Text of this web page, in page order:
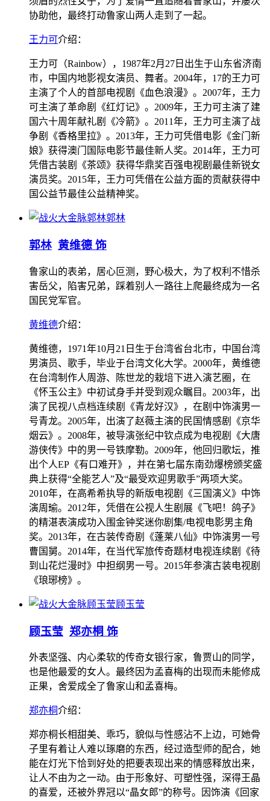
协助他，最终打动鲁家山两人走到了一起。
王力可介绍：
王力可（Rainbow），1987年2月27日出生于山东省济南
市，中国内地影视女演员、舞者。2004年，17的王力可
主演了个人的首部电视剧《血色浪漫》。2007年，王力
可主演了革命剧《红灯记》。2009年，王力可主演了建
国六十周年献礼剧《冷箭》。2011年，王力可主演了战
争剧《香格里拉》。2013年，王力可凭借电影《金门新
娘》获得澳门国际电影节最佳新人奖。2014年，王力可
凭借古装剧《茶颂》获得华鼎奖百强电视剧最佳新锐女
演员奖。2015年，王力可凭借在公益方面的贡献获得中
国公益节最佳公益精神奖。
郭林
郭林 黄维德 饰
鲁家山的表弟，居心叵测，野心极大，为了权利不惜杀
害岳父，陷害兄弟，踩着别人一路往上爬最终成为一名
国民党军官。
黄维德介绍：
黄维德，1971年10月21日生于台湾省台北市，中国台湾
男演员、歌手，毕业于台湾文化大学。2000年，黄维德
在台湾制作人周游、陈世龙的栽培下进入演艺圈，在
《怀玉公主》中初试身手并受到观众瞩目。2003年，出
演了民视八点档连续剧《青龙好汉》，在剧中饰演男一
号青龙。2005年，出演了赵薇主演的民国情感剧《京华
烟云》。2008年，被导演张纪中钦点成为电视剧《大唐
游侠传》中的男一号铁摩勒。2009年，他回归歌坛，推
出个人EP《有口难开》，并在第七届东南劲爆榜颁奖盛
典上获得“全能艺人”及“最受欢迎男歌手”两项大奖。
2010年，在高希希执导的新版电视剧《三国演义》中饰
演周瑜。2012年，凭借在公视人生剧展《飞吧！鸽子》
的精湛表演成功入围金钟奖迷你剧集/电视电影男主角
奖。2013年，在古装传奇剧《蓬莱八仙》中饰演男一号
曹国舅。2014年，在当代军旅传奇题材电视连续剧《待
到山花烂漫时》中担纲男一号。2015年参演古装电视剧
《琅琊榜》。
顾玉莹
顾玉莹 郑亦桐 饰
外表坚强、内心柔软的传奇女银行家，鲁贾山的同学，
也是他最爱的女人。最终因为孟喜梅的出现而未能修成
正果，舍爱成全了鲁家山和孟喜梅。
郑亦桐介绍：
郑亦桐长相甜美、乖巧，貌似与性感沾不上边，可她骨
子里有着让人难以琢磨的东西，经过造型师的配合，她
能在灯光下恰到好处的把要表现出来的情感释放出来，
让人不由为之一动。由于形象好、可塑性强，深得王晶
的喜爱，还被外界冠以“晶女郎”的称号。因饰演《回家